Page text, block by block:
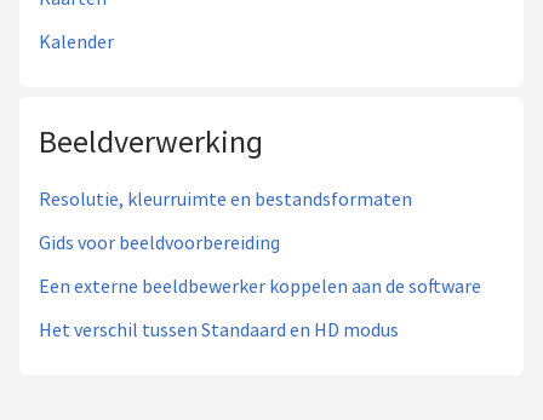
Kalender
Beeldverwerking
Resolutie, kleurruimte en bestandsformaten
Gids voor beeldvoorbereiding
Een externe beeldbewerker koppelen aan de software
Het verschil tussen Standaard en HD modus